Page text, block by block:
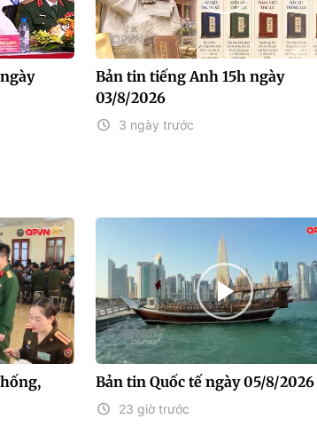
Bản tin tiếng Anh 15h ngày
03/8/2026
3 ngày trước
Bản tin Quốc tế ngày 05/8/2026
23 giờ trước